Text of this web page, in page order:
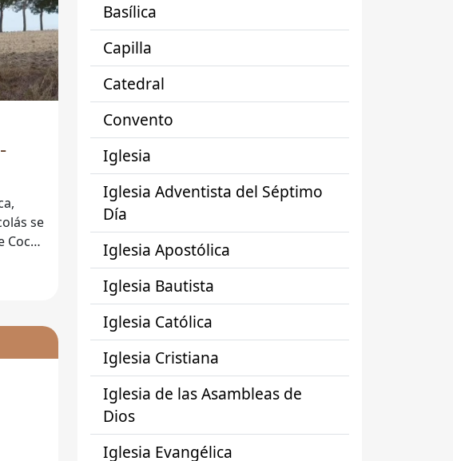
Coca,
Basílica
Capilla
Catedral
Convento
Iglesia
Iglesia Adventista del Séptimo
Día
Iglesia Apostólica
Iglesia Bautista
Iglesia Católica
Iglesia Cristiana
Iglesia de las Asambleas de
Dios
Iglesia Evangélica